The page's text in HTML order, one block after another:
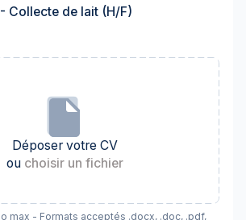
Collecte de lait (H/F)
Déposer votre CV
ou choisir un fichier
max - Formats acceptés .docx, .doc, .pdf,